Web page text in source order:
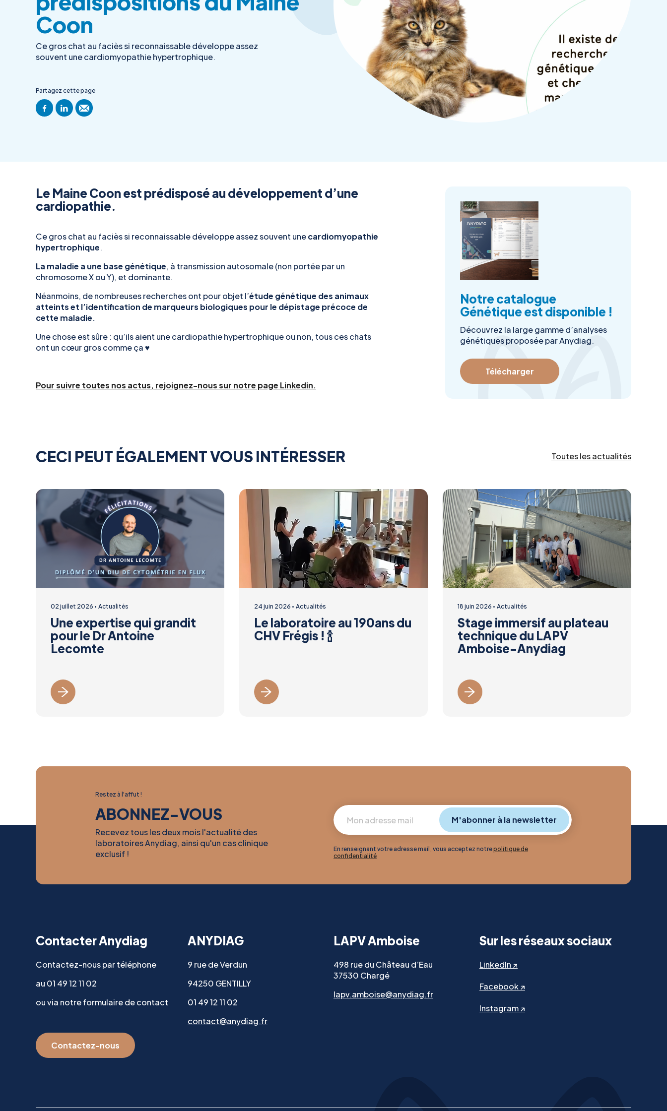
Coon
Ce gros chat au faciès si reconnaissable développe assez
souvent une cardiomyopathie hypertrophique.
Partagez cette page
Notre catalogue
Génétique est disponible !
Découvrez la large gamme d’analyses
génétiques proposée par Anydiag.
Télécharger
Le Maine Coon est prédisposé au développement d’une
cardiopathie.
Ce gros chat au faciès si reconnaissable développe assez souvent unecardiomyopathie
hypertrophique.
La maladie a une base génétique, à transmission autosomale (non portée par un
chromosome X ou Y), et dominante.
Néanmoins, de nombreuses recherches ont pour objet l’étude génétique des animaux
atteints et l’identification de marqueurs biologiques pour le dépistage précoce de
cette maladie.
Une chose est sûre : qu’ils aient une cardiopathie hypertrophique ou non, tous ces chats
ont un cœur gros comme ça ♥️
Pour suivre toutes nos actus, rejoignez-nous sur notre page Linkedin.
CECI PEUT ÉGALEMENT VOUS INTÉRESSER Toutes les actualités
02 juillet 2026 Actualités
Une expertise qui grandit
pour le Dr Antoine
Lecomte
24 juin 2026 Actualités
Le laboratoire au 190ans du
CHV Frégis ! 🍾
18 juin 2026 Actualités
Stage immersif au plateau
technique du LAPV
Amboise-Anydiag
Restez à l'affut !
ABONNEZ-VOUS
Recevez tous les deux mois l'actualité des
laboratoires Anydiag, ainsi qu'un cas clinique
exclusif !
En renseignant votre adresse mail, vous acceptez notrepolitique de
confidentialité
Contacter Anydiag
Contactez-nous par téléphone
au 01 49 12 11 02
ou via notre formulaire de contact
Contactez-nous
ANYDIAG
9 rue de Verdun
94250 GENTILLY
01 49 12 11 02
contact@anydiag.fr
LAPV Amboise
498 rue du Château d’Eau
37530 Chargé
lapv.amboise@anydiag.fr
Sur les réseaux sociaux
LinkedIn ↗
Facebook ↗
Instagram ↗